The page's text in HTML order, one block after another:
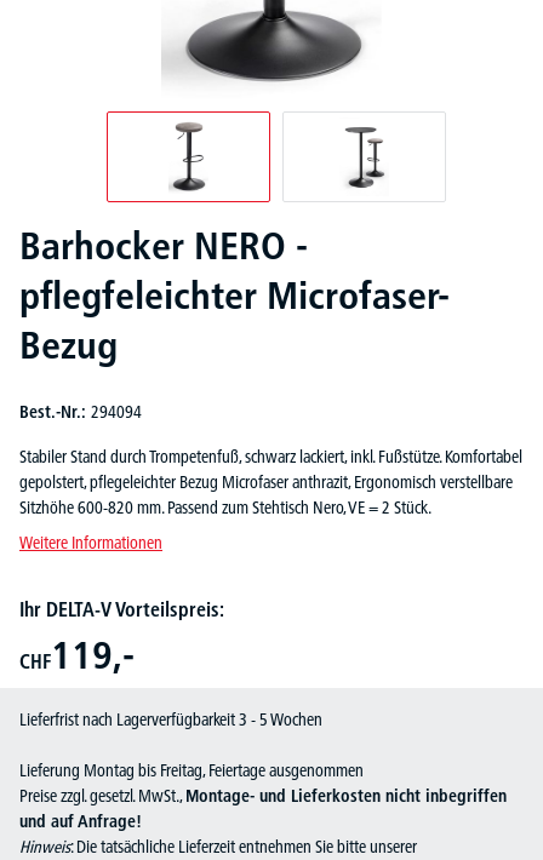
Barhocker NERO -
pflegfeleichter Microfaser-
Bezug
Best.-Nr.: 294094
Stabiler Stand durch Trompetenfuß, schwarz lackiert, inkl. Fußstütze. Komfortabel
gepolstert, pflegeleichter Bezug Microfaser anthrazit, Ergonomisch verstellbare
Sitzhöhe 600-820 mm. Passend zum Stehtisch Nero, VE = 2 Stück.
Weitere Informationen
Ihr DELTA-V Vorteilspreis:
CHF119,-
Lieferfrist nach Lagerverfügbarkeit 3 - 5 Wochen
Lieferung Montag bis Freitag, Feiertage ausgenommen
Preise zzgl. gesetzl. MwSt.,Montage- und Lieferkosten nicht inbegriffen
und auf Anfrage!
Hinweis: Die tatsächliche Lieferzeit entnehmen Sie bitte unserer